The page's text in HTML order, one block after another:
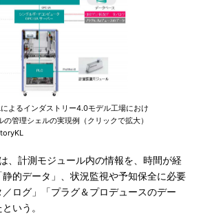
よるインダストリー4.0モデル工場におけ
の管理シェルの実現例（クリックで拡大）
計測モジュール内の情報を、時間が経
的データ」、状況監視や予知保全に必要
ログ」「プラグ＆プロデュースのデー
いう。